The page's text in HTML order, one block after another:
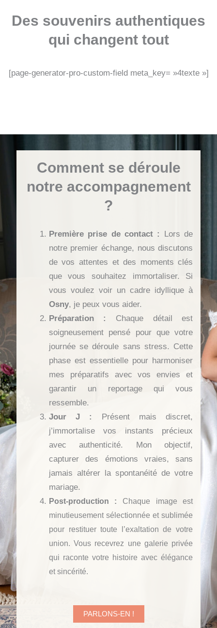
Des souvenirs authentiques
qui changent tout
[page-generator-pro-custom-field meta_key= »4texte »]
Comment se déroule
notre accompagnement
?
Première prise de contact :
Lors de
notre premier échange, nous discutons
de vos attentes et des moments clés
que vous souhaitez immortaliser. Si
vous voulez voir un cadre idyllique à
Osny, je peux vous aider.
Préparation :
Chaque détail est
soigneusement pensé pour que votre
journée se déroule sans stress. Cette
phase est essentielle pour harmoniser
mes préparatifs avec vos envies et
garantir un reportage qui vous
ressemble.
Jour J :
Présent mais discret,
j’immortalise vos instants précieux
avec authenticité. Mon objectif,
capturer des émotions vraies, sans
jamais altérer la spontanéité de votre
mariage.
Post-production : Chaque image est
minutieusement sélectionnée et sublimée
pour restituer toute l’exaltation de votre
union. Vous recevrez une galerie privée
qui raconte votre histoire avec élégance
et sincérité.
PARLONS-EN !